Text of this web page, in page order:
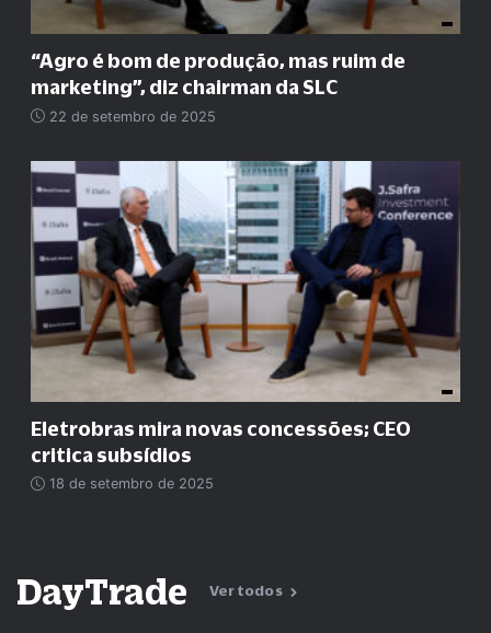
“Agro é bom de produção, mas ruim de
marketing”, diz chairman da SLC
22 de setembro de 2025
Eletrobras mira novas concessões; CEO
critica subsídios
18 de setembro de 2025
DayTrade Ver todos